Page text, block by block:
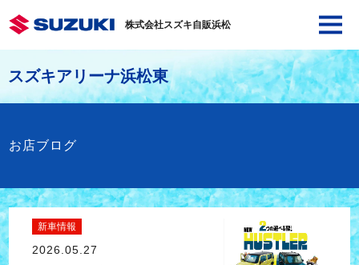
株式会社スズキ自販浜松
スズキアリーナ浜松東
お店ブログ
新車情報
2026.05.27